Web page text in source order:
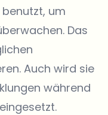
um
Das
Auch wird sie
während